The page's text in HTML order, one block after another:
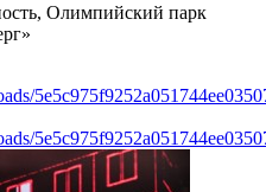
Олимпийский парк